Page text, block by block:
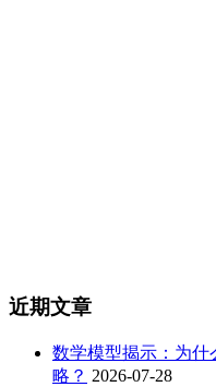
近期文章
数学模型揭示：为什
略？ 2026-07-28